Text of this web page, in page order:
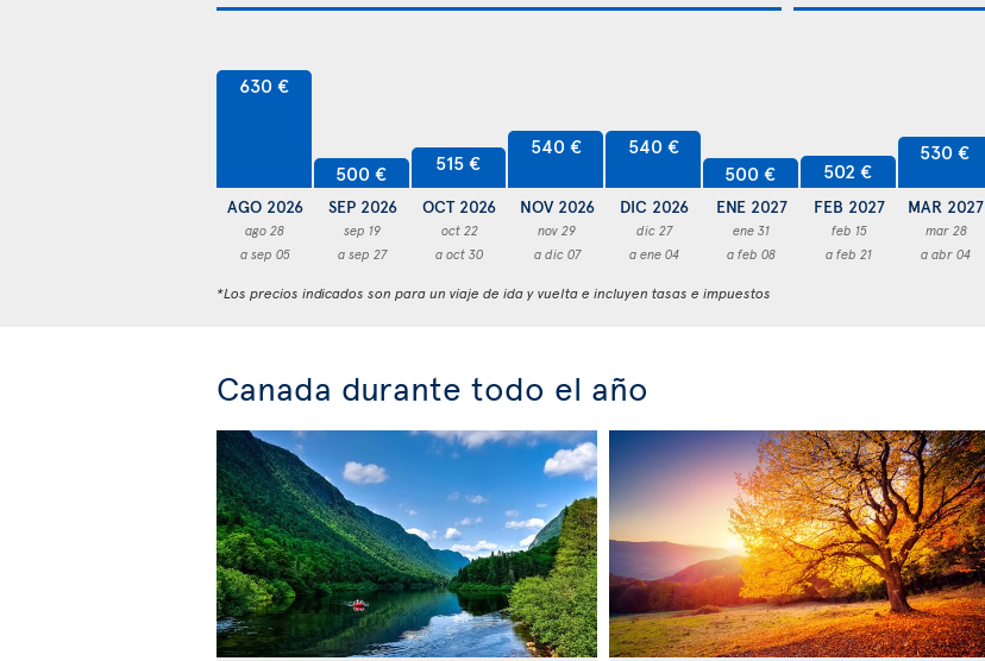
630 €
AGO 2026
ago 28
a sep 05
500 €
SEP 2026
sep 19
a sep 27
515 €
OCT 2026
oct 22
a oct 30
540 €
NOV 2026
nov 29
a dic 07
540 €
DIC 2026
dic 27
a ene 04
500 €
ENE 2027
ene 31
a feb 08
502 €
FEB 2027
feb 15
a feb 21
530 €
MAR 2027
mar 28
a abr 04
*Los precios indicados son para un viaje de ida y vuelta e incluyen tasas e impuestos
Canada durante todo el año